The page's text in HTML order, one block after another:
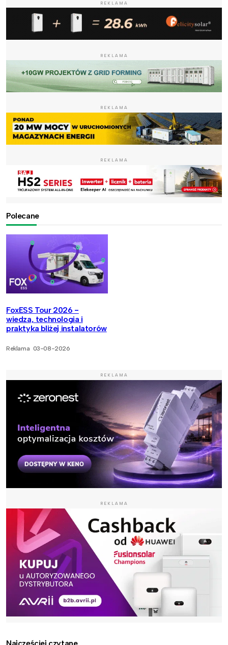
REKLAMA
REKLAMA
REKLAMA
REKLAMA
Polecane
FoxESS Tour 2026 -
wiedza, technologia i
praktyka bliżej instalatorów
Reklama 03-08-2026
REKLAMA
REKLAMA
Najczęściej czytane